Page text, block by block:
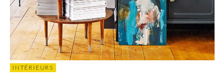
INTÉRIEURS